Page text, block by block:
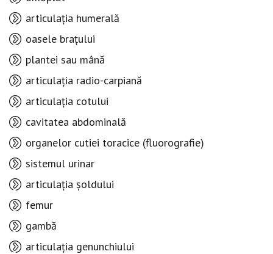
articulația humerală
oasele brațului
plantei sau mână
articulația radio-carpiană
articulația cotului
cavitatea abdominală
organelor cutiei toracice (fluorografie)
sistemul urinar
articulația șoldului
femur
gambă
articulația genunchiului